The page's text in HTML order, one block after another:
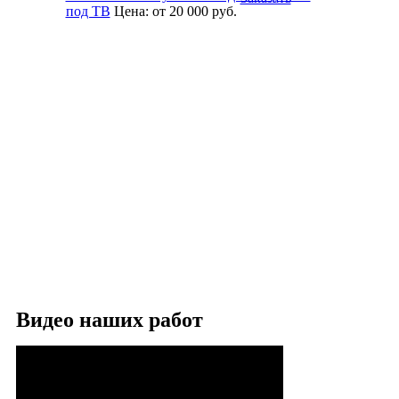
под ТВ Цена: от 20 000руб.
Видео наших работ